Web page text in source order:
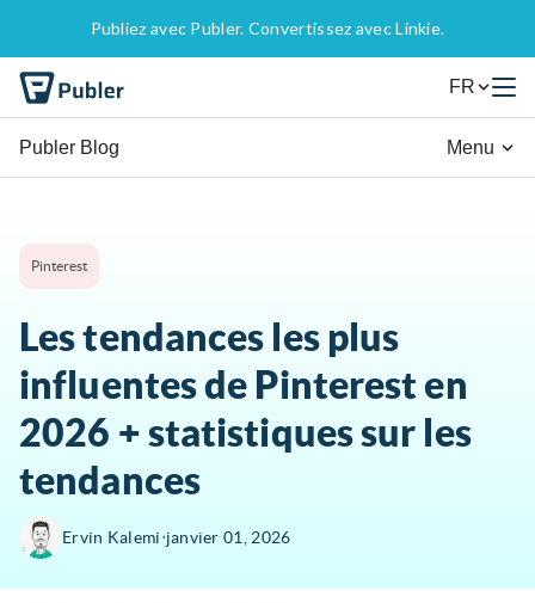
Publiez avec Publer. Convertissez avec Linkie.
FR
Publer Blog Menu
Pinterest
Les tendances les plus
influentes de Pinterest en
2026 + statistiques sur les
tendances
Ervin Kalemi∙janvier 01, 2026